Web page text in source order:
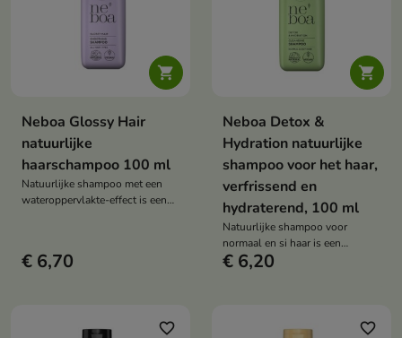

Neboa Glossy Hair
natuurlijke
haarschampoo 100 ml
Natuurlijke shampoo met een
wateroppervlakte-effect is een
en een intense glans geeft –
€ 6,70

Neboa Detox &
Hydration natuurlijke
shampoo voor het haar,
verfrissend en
hydraterend, 100 ml
Natuurlijke shampoo voor
normaal en si haar is een
veganistische reinigende
€ 6,20
favorite_border favorite_border